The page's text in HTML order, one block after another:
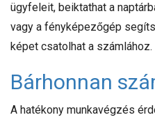
ügyfeleit, beiktathat a
vagy a fényképezőgép
képet csatolhat a számlához.
Bárhonnan
A hatékony munkavégzés